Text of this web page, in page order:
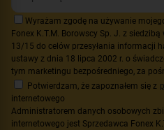
Wyrażam zgodę na używanie
Fonex K.T.M. Borowscy Sp. J. z
13/15 do celów przesyłania informacji
ustawy z dnia 18 lipca 2002 r. o
tym marketingu bezpośredniego, za
Potwierdzam, że zapoznałem się z
internetowego
Administratorem danych osobowych
internetowego jest Sprzedawca Fonex